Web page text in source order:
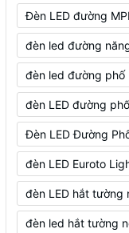
Đèn LED đường
đèn led đường
đèn led đường phố
đèn LED đường
Đèn LED Đường
đèn LED Euroto
đèn LED hắt tường
đèn led hắt tường